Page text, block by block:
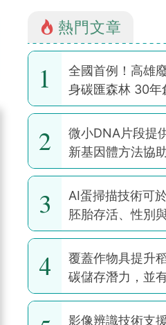
熱門文章
1
全國首例！高雄
身碳匯森林 30年
權
2
微小DNA片段提
新基因體方法協
性
3
AI蛋掃描技術可
胚胎存活、性別
4
覆蓋作物具提升
碳儲存潛力，並
耕作全球暖化潛
影像辨識技術支